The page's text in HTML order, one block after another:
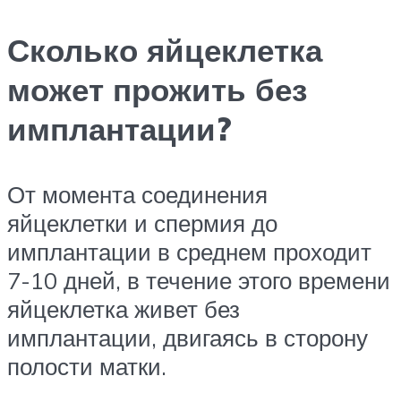
Сколько яйцеклетка
может прожить без
имплантации?
От момента соединения
яйцеклетки и спермия до
имплантации в среднем проходит
7-10 дней, в течение этого времени
яйцеклетка живет без
имплантации, двигаясь в сторону
полости матки.